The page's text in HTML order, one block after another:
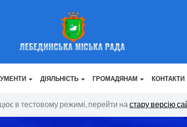
ДІЯЛЬНІСТЬ ГРОМАДЯНАМ КОНТАКТИ
в тестовому режимі, перейти на стару версію